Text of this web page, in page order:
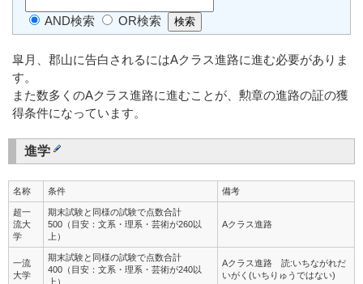
AND検索 OR検索
皐月、郡山に告白されるにはAクラス進路に進む必要がありま
す。
また数多くのAクラス進路に進むことが、勲章の進路の証の獲
得条件になっています。
進学
名称 条件 備考
超一
流大
学
期末試験と同様の試験で点数合計
500（目安：文系・理系・芸術が260以
上）
Aクラス進路
一流
大学
期末試験と同様の試験で点数合計
400（目安：文系・理系・芸術が240以
上）
Aクラス進路 読:いちながれだ
いがく(いちりゅうではない)